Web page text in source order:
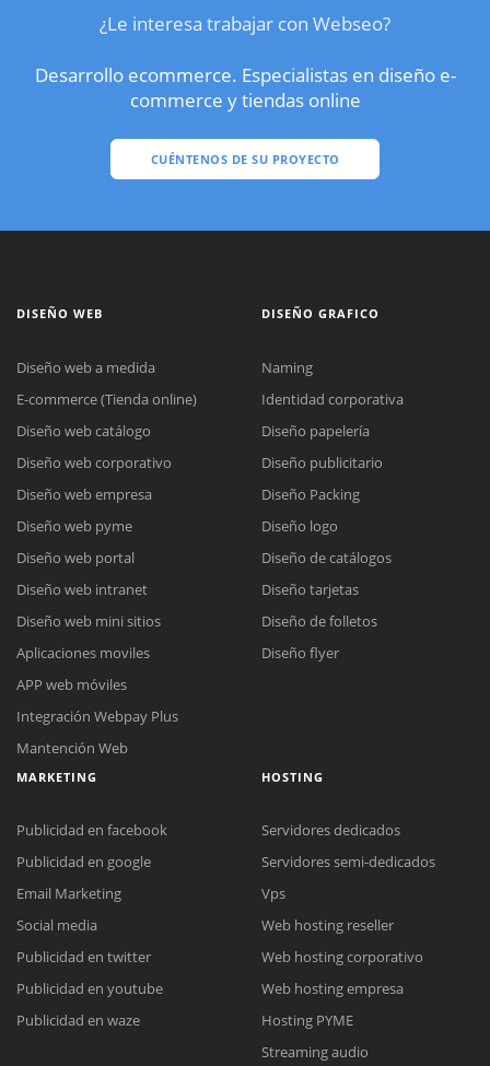
¿Le interesa trabajar con Webseo?
Desarrollo ecommerce. Especialistas en diseño e-
commerce y tiendas online
CUÉNTENOS DE SU PROYECTO
Reunión online
Meet para la reunión online.
Cotización
Chat Online
Todos nuestros ejecutivos están fuera de línea. Complete el formulario
DISEÑO WEB
Diseño web a medida
E-commerce (Tienda online)
Diseño web catálogo
Diseño web corporativo
Diseño web empresa
Diseño web pyme
Diseño web portal
Diseño web intranet
Diseño web mini sitios
Aplicaciones moviles
APP web móviles
Integración Webpay Plus
Mantención Web
DISEÑO GRAFICO
Naming
Identidad corporativa
Diseño papelería
Diseño publicitario
Diseño Packing
Diseño logo
Diseño de catálogos
Diseño tarjetas
Diseño de folletos
Diseño flyer
MARKETING
Publicidad en facebook
Publicidad en google
Email Marketing
Social media
Publicidad en twitter
Publicidad en youtube
Publicidad en waze
HOSTING
Servidores dedicados
Servidores semi-dedicados
Vps
Web hosting reseller
Web hosting corporativo
Web hosting empresa
Hosting PYME
Streaming audio